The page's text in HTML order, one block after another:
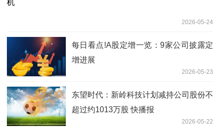
2026-05-24
每日看点!A股定增一览：9家公司披露定
增进展
2026-05-23
东望时代：新岭科技计划减持公司股份不
超过约1013万股 快播报
2026-05-22